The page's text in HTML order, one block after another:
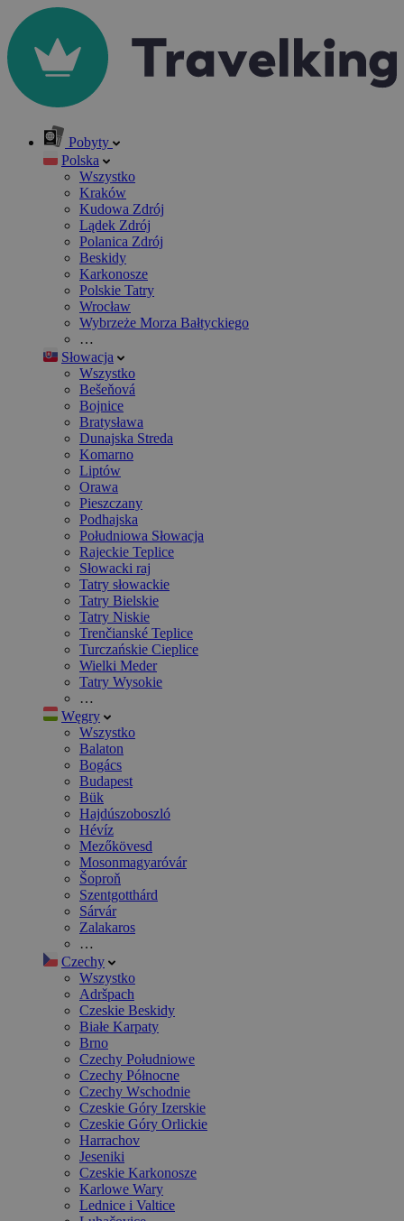
Pobyty
Polska
Wszystko
Kraków
Kudowa Zdrój
Lądek Zdrój
Polanica Zdrój
Beskidy
Karkonosze
Polskie Tatry
Wrocław
Wybrzeże Morza Bałtyckiego
…
Słowacja
Wszystko
Bešeňová
Bojnice
Bratysława
Dunajska Streda
Komarno
Liptów
Orawa
Pieszczany
Podhajska
Południowa Słowacja
Rajeckie Teplice
Słowacki raj
Tatry słowackie
Tatry Bielskie
Tatry Niskie
Trenčianské Teplice
Turczańskie Cieplice
Wielki Meder
Tatry Wysokie
…
Węgry
Wszystko
Balaton
Bogács
Budapest
Bük
Hajdúszoboszló
Hévíz
Mezőkövesd
Mosonmagyaróvár
Šoproň
Szentgotthárd
Sárvár
Zalakaros
…
Czechy
Wszystko
Adršpach
Czeskie Beskidy
Białe Karpaty
Brno
Czechy Południowe
Czechy Północne
Czechy Wschodnie
Czeskie Góry Izerskie
Czeskie Góry Orlickie
Harrachov
Jeseniki
Czeskie Karkonosze
Karlowe Wary
Lednice i Valtice